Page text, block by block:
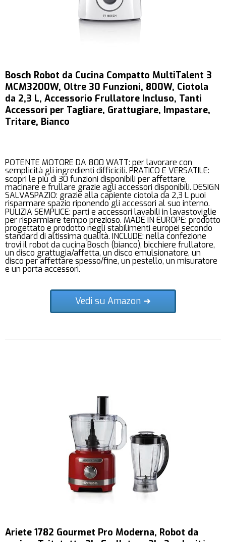
Bosch Robot da Cucina Compatto MultiTalent 3
MCM3200W, Oltre 30 Funzioni, 800W, Ciotola
da 2,3 L, Accessorio Frullatore Incluso, Tanti
Accessori per Tagliare, Grattugiare, Impastare,
Tritare, Bianco
POTENTE MOTORE DA 800 WATT: per lavorare con
semplicità gli ingredienti difficicili. PRATICO E VERSATILE:
scopri le più di 30 funzioni disponibili per affettare,
macinare e frullare grazie agli accessori disponibili. DESIGN
SALVASPAZIO: grazie alla capiente ciotola da 2,3 L puoi
risparmare spazio riponendo gli accessori al suo interno.
PULIZIA SEMPLICE: parti e accessori lavabili in lavastoviglie
per risparmiare tempo prezioso. MADE IN EUROPE: prodotto
progettato e prodotto negli stabilimenti europei secondo
standard di altissima qualità. INCLUDE: nella confezione
trovi il robot da cucina Bosch (bianco), bicchiere frullatore,
un disco grattugia/affetta, un disco emulsionatore, un
disco per affettare spesso/fine, un pestello, un misuratore
e un porta accessori.
Vedi su Amazon ➜
Ariete 1782 Gourmet Pro Moderna, Robot da